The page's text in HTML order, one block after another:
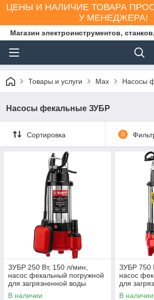
ЦЕНЫ И НАЛИЧИЕ ТОВАРА
У МЕНЕДЖЕРА!
Магазин электроинструментов,
Товары и услуги Max Насосы
Насосы фекальные ЗУБР
Сортировка 0
ЗУБР 250 Вт, 150 л/мин,
насос фекальный погружной
для загрязненной воды
НПФ-250
В наличии
ЗУБР 750
насос
для
НПФ-750
В наличии